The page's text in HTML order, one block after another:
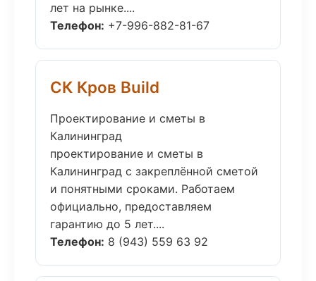
лет на рынке....
Телефон: +7-996-882-81-67
СК Кров Build
Проектирование и сметы в
Калининград
проектирование и сметы в
Калининград с закреплённой сметой
и понятными сроками. Работаем
официально, предоставляем
гарантию до 5 лет....
Телефон: 8 (943) 559 63 92